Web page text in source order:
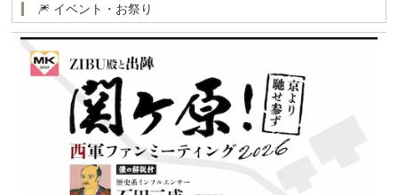
🎆 イベント・お祭り